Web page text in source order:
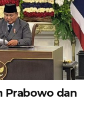
Prabowo dan